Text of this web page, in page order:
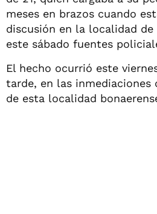
meses en brazos cuando
discusión en la localidad
este sábado fuentes
El hecho ocurrió este
tarde, en las inmediaciones
de esta localidad